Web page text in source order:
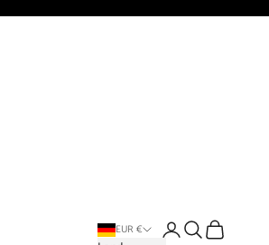
EUR € Anmelden
SuchenWarenkorb